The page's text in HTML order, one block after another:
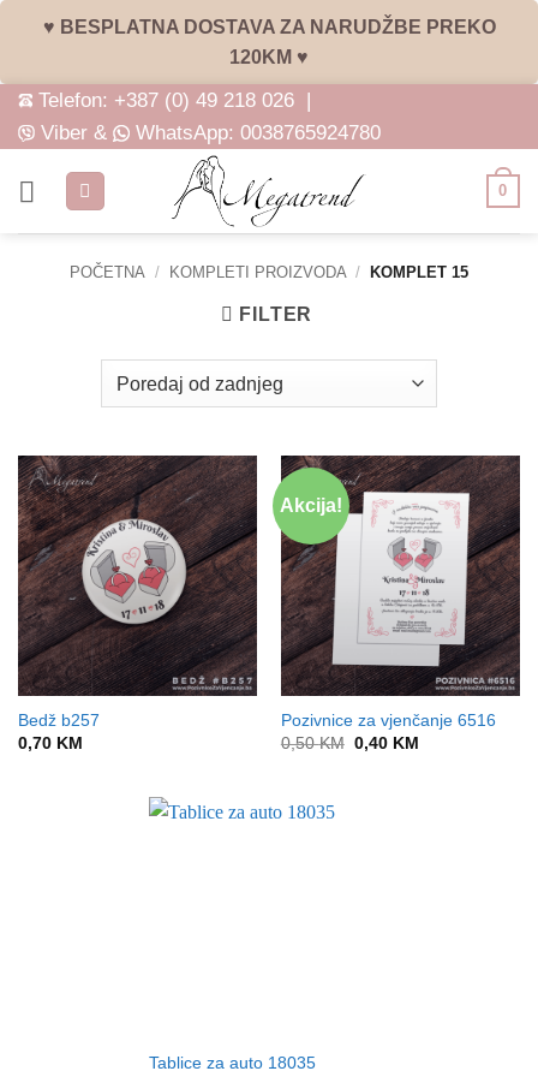
♥ BESPLATNA DOSTAVA ZA NARUDŽBE PREKO
120KM ♥
Skip Telefon: +387 (0) 49 218 026 |
Viber &
WhatsApp: 0038765924780
0
POČETNA / KOMPLETI PROIZVODA / KOMPLET 15
FILTER
Bedž b257
0,70 KM
Akcija!
Pozivnice za vjenčanje 6516
0,50KM Original
0,40 KMCurrent
Tablice za auto 18035